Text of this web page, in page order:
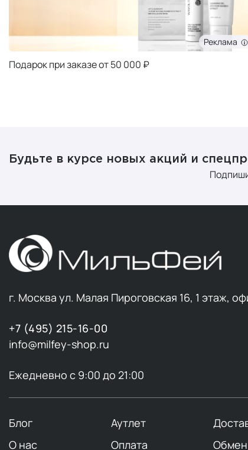
Реклама
Подарок при заказе от 50 000 ₽
Будьте в курсе новых акций и
г. Москва ул. Малая Пироговская 16, 1 этаж,
+7 (495) 215-16-00
info@milfey-shop.ru
Ежедневно с 9:00 до 21:00
Блог Аутлет
О нас
Оплата Обмен